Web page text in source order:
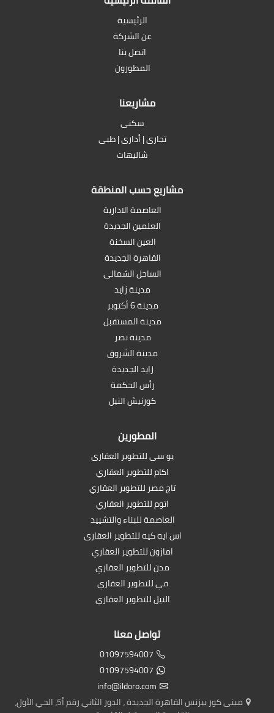
الرئيسية
عن الشركة
اتصل بنا
المطورون
مشاريعنا
سكنى
تجارى | أدارى | طبى
شاليهات
مشاريع حسب المنطقة
العاصمة الادارية
العلمين الجديدة
العين السخنة
القاهرة الجديدة
الساحل الشمالى
مدينة زايد
مدينة 6 أكتوبر
مدينة المستقبل
مدينة نصر
مدينة الشروق
زايد الجديدة
رأس الحكمة
كورنيش النيل
المطورين
يو سى للتطوير العقارى
اكام للتطوير العقاري
تاج مصر للتطوير العقاري
اتوم للتطوير العقاري
العاصمة للبناء والتشييد
اس ايه كيه للتطوير العقارى
امازون للتطوير العقاري
مدن للتطوير العقاري
في للتطوير العقاري
النيل للتطوير العقاري
تواصل معنا
01097594007
01097594007
info@ildoro.com
مبنى كور بيزنس القاهرة الجديدة ، الدور الثاني رقم أ5، الحي الأول،